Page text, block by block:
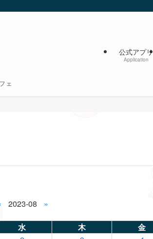
ェ
公式アプリ
Application
2023-08 »
水 木 金